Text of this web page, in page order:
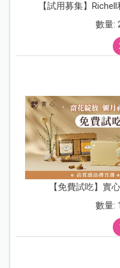
【試用募集】
數量:
【免費試吃】實
數量: